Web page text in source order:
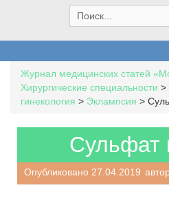
e
a
h
f
o
Журнал медицинских статей
Хирургические специальности >
гинекология > Эклампсия >
Сульфат
Опубликовано 27.04.2019